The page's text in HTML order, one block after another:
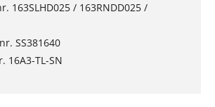
163SLHD025 / 163RNDD025 /
SS381640
16A3-TL-SN